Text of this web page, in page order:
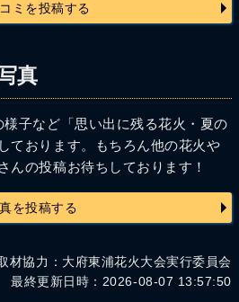
ミを投稿する
真
子など「思い出に残る花火・夏の
ております。もちろん他の花火や
んの投稿お待ちしております！
を投稿する
材協力：大府東浦花火大会実行委員会
最終更新日時：2026-08-07 13:57:50